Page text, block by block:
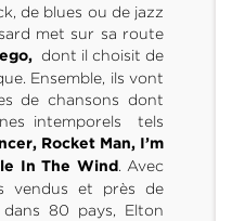
de blues ou de jazz
met sur sa route
ego,dont il choisit de
Ensemble, ils vont
de chansons dont
intemporels tels
Rocket Man, I’m
In The Wind. Avec
vendus et près de
80 pays, Elton